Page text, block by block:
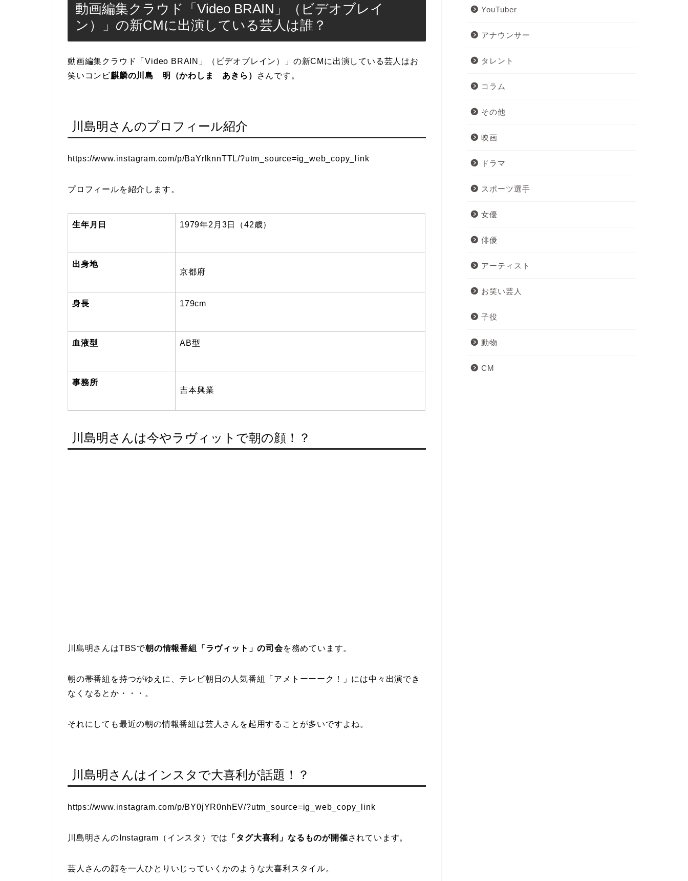
動画編集クラウド「Video BRAIN」（ビデオブレイ
ン）」の新CMに出演している芸人は誰？
動画編集クラウド「Video BRAIN」（ビデオブレイン）」の新CMに出演している芸人はお
笑いコンビ 麒麟の川島 明（かわしま あきら） さんです。
川島明さんのプロフィール紹介
https://www.instagram.com/p/BaYrlknnTTL/?utm_source=ig_web_copy_link
プロフィールを紹介します。
生年月日 1979年2月3日（42歳）
出身地
京都府
身長 179cm
血液型 AB型
事務所
吉本興業
川島明さんは今やラヴィットで朝の顔！？
川島明さんはTBSで朝の情報番組「ラヴィット」の司会を務めています。
朝の帯番組を持つがゆえに、テレビ朝日の人気番組「アメトーーーク！」には中々出演でき
なくなるとか・・・。
それにしても最近の朝の情報番組は芸人さんを起用することが多いですよね。
川島明さんはインスタで大喜利が話題！？
https://www.instagram.com/p/BY0jYR0nhEV/?utm_source=ig_web_copy_link
川島明さんのInstagram（インスタ）では 「タグ大喜利」なるものが開催されています。
芸人さんの顔を一人ひとりいじっていくかのような大喜利スタイル。
YouTuber
アナウンサー
タレント
コラム
その他
映画
ドラマ
スポーツ選手
女優
俳優
アーティスト
お笑い芸人
子役
動物
CM